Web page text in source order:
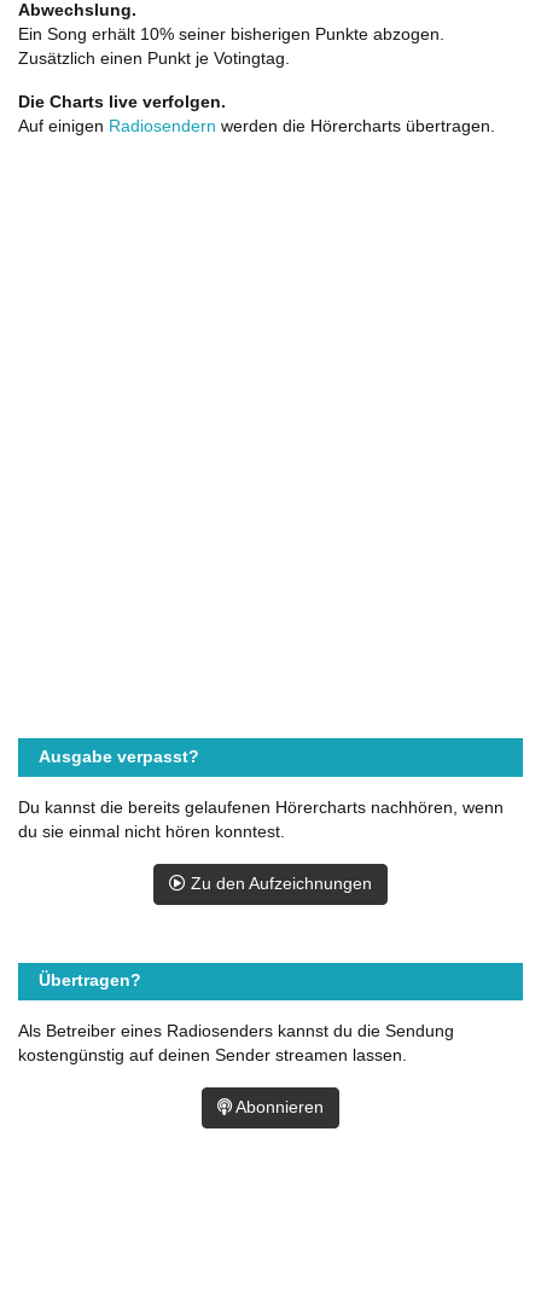
Abwechslung.
Ein Song erhält 10% seiner bisherigen Punkte abzogen.
Zusätzlich einen Punkt je Votingtag.
Die Charts live verfolgen.
Auf einigen Radiosendern werden die Hörercharts übertragen.
Ausgabe verpasst?
Du kannst die bereits gelaufenen Hörercharts nachhören, wenn
du sie einmal nicht hören konntest.
Zu den Aufzeichnungen
Übertragen?
Als Betreiber eines Radiosenders kannst du die Sendung
kostengünstig auf deinen Sender streamen lassen.
Abonnieren